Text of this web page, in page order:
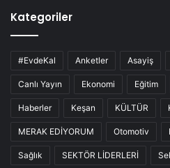
Kategoriler
#EvdeKal Anketler Asayiş
Canlı Yayın Ekonomi Eğitim
Haberler Keşan KÜLTÜR
MERAK EDİYORUM Otomotiv
Sağlık SEKTÖR LİDERLERİ